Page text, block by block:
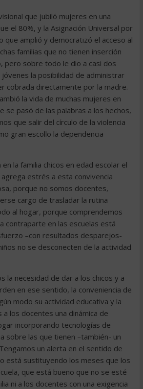
que jubiló mujeres en una
el 80%, y la Asignación Universal por
que amplió y democratizó el acceso al
familias que no tienen inserción
pero sobre todo le dio a casi dos
la posibilidad de administrar
cobrada directamente por la madre.
la vida de muchas mujeres en
se pasó de las palabras a los hechos,
que salir del círculo de la violencia
gran escollo la dependencia
la familia chicos en edad escolar el
estrés a esta convivencia
porque no somos docentes,
cargo de trasladar la rutina
al hogar, porque comprendemos
contraparte en las escuelas está
–con resultados desparejos-
no se desconecten de la actividad
la necesidad de dar a los chicos y a
en ese sentido, la conveniencia de
modo su actividad educativa y la
a los docentes una dinámica de
incorporando tecnologías de
sobre las que tienen –también- un
un alerta en el sentido de
está sustituyendo los meses que los
que está bueno que no se esté
ni a los docentes con una exigencia